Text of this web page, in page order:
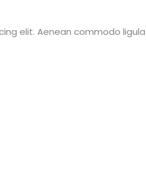
elit. Aenean commodo